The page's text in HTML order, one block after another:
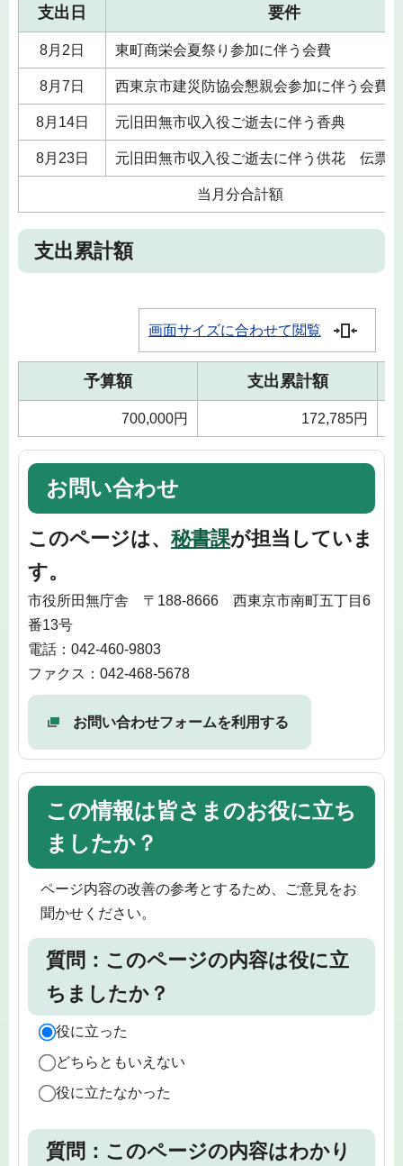
支出日 要件
8月2日 東町商栄会夏祭り参加に伴う会費
8月7日 西東京市建災防協会懇親会参加に伴う会費
8月14日 元旧田無市収入役ご逝去に伴う香典
8月23日 元旧田無市収入役ご逝去に伴う供花 伝票
当月分合計額
支出累計額
画面サイズに合わせて閲覧
予算額 支出累計額
700,000円 172,785円
お問い合わせ
このページは、 秘書課が担当していま
す。
市役所田無庁舎 〒188-8666 西東京市南町五丁目6
番13号
電話：042-460-9803
ファクス：042-468-5678
お問い合わせフォームを利用する
この情報は皆さまのお役に立ち
ましたか？
ページ内容の改善の参考とするため、ご意見をお
聞かせください。
質問：このページの内容は役に立
ちましたか？
役に立った
どちらともいえない
役に立たなかった
質問：このページの内容はわかり